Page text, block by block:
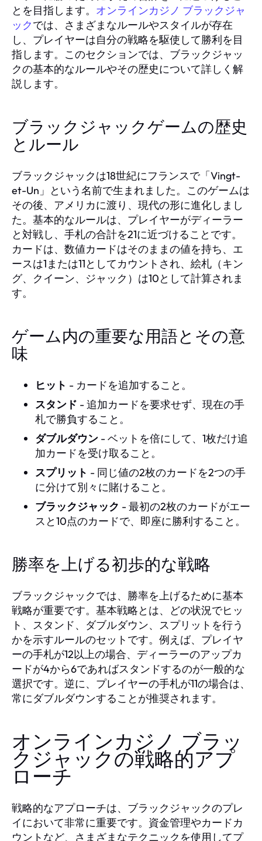
とを目指します。 オンラインカジノ ブラックジャ
ックでは、さまざまなルールやスタイルが存在
し、プレイヤーは自分の戦略を駆使して勝利を目
指します。このセクションでは、ブラックジャッ
クの基本的なルールやその歴史について詳しく解
説します。
ブラックジャックゲームの歴史
とルール
ブラックジャックは18世紀にフランスで「Vingt-
et-Un」という名前で生まれました。このゲームは
その後、アメリカに渡り、現代の形に進化しまし
た。基本的なルールは、プレイヤーがディーラー
と対戦し、手札の合計を21に近づけることです。
カードは、数値カードはそのままの値を持ち、エ
ースは1または11としてカウントされ、絵札（キン
グ、クイーン、ジャック）は10として計算されま
す。
ゲーム内の重要な用語とその意
味
ヒット - カードを追加すること。
スタンド - 追加カードを要求せず、現在の手
札で勝負すること。
ダブルダウン - ベットを倍にして、1枚だけ追
加カードを受け取ること。
スプリット - 同じ値の2枚のカードを2つの手
に分けて別々に賭けること。
ブラックジャック - 最初の2枚のカードがエー
スと10点のカードで、即座に勝利すること。
勝率を上げる初歩的な戦略
ブラックジャックでは、勝率を上げるために基本
戦略が重要です。基本戦略とは、どの状況でヒッ
ト、スタンド、ダブルダウン、スプリットを行う
かを示すルールのセットです。例えば、プレイヤ
ーの手札が12以上の場合、ディーラーのアップカ
ードが4から6であればスタンドするのが一般的な
選択です。逆に、プレイヤーの手札が11の場合は、
常にダブルダウンすることが推奨されます。
オンラインカジノ ブラッ
クジャックの戦略的アプ
ローチ
戦略的なアプローチは、ブラックジャックのプレ
イにおいて非常に重要です。資金管理やカードカ
ウントなど、さまざまなテクニックを使用してプ